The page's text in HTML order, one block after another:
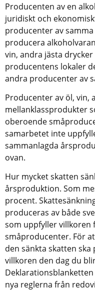
Producenten av en
juridiskt och
producenter av
producera
vin, andra jästa
producentens lokaler
andra producenter av
Producenter av öl, vin,
mellanklassprodukter
oberoende
samarbetet inte
sammanlagda
ovan.
Hur mycket skatten
årsproduktion. Som
procent.
produceras av både
som uppfyller villkoren
småproducenter. För
den sänkta skatten
villkoren den dag du
nya reglerna från